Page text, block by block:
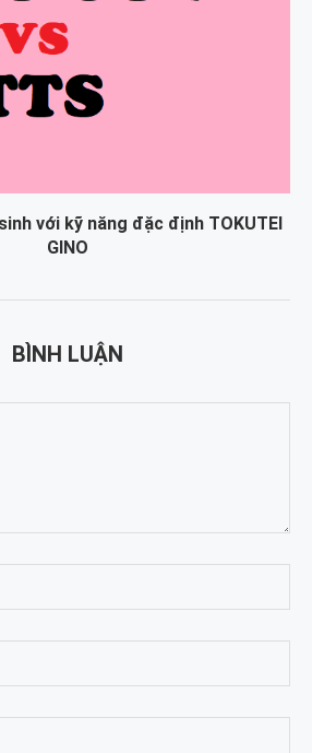
với kỹ năng đặc định TOKUTEI
GINO
BÌNH LUẬN